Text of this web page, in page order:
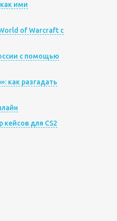
ими
of Warcraft с
с помощью
как разгадать
для CS2